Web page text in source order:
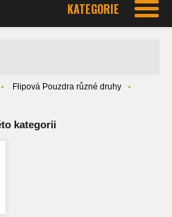
KATEGORIE
Flipová Pouzdra různé druhy
kategorii